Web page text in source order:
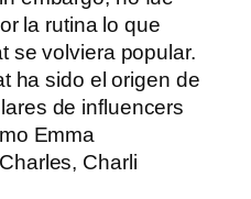
la rutina lo que
se volviera popular.
ha sido el origen de
de influencers
Emma
Charli